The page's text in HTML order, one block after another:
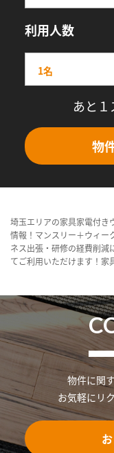
利用人数
あと１
物
埼玉エリアの家具家電付き
情報！マンスリー＋ウィー
ネス出張・研修の経費削減
てご利用いただけます！家
物件に関
お気軽にリ